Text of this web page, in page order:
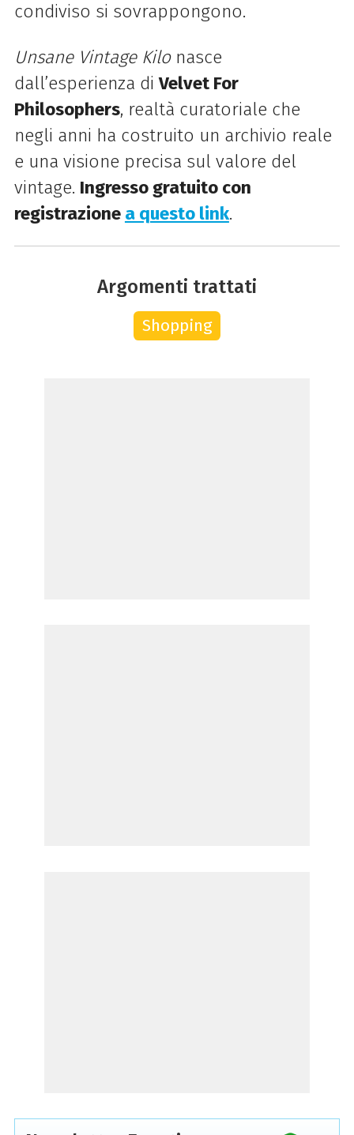
condiviso si sovrappongono.
Unsane Vintage Kilonasce
dall’esperienza diVelvet For
Philosophers, realtà curatoriale che
negli anni ha costruito un archivio reale
e una visione precisa sul valore del
vintage. Ingresso gratuito con
registrazione a questo link.
Argomenti trattati
Shopping